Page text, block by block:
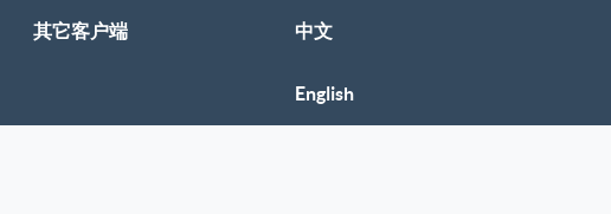
其它客户端 中文
English